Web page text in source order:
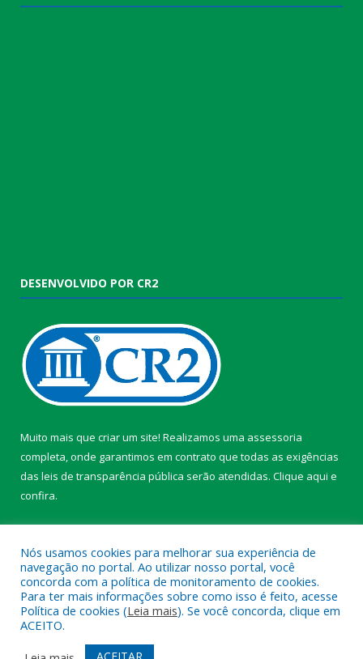
DESENVOLVIDO POR CR2
Muito mais que criar um site! Realizamos uma assessoria
completa, onde garantimos em contrato que todas as exigências
das leis de transparência pública serão atendidas. Clique aqui e
confira.
Todos os direitos reservados a Câmara Municipal de Itaporã.
Mapa do Site Acessar Área Administrativa
Nós usamos cookies para melhorar sua experiência de
navegação no portal. Ao utilizar nosso portal, você
concorda com a política de monitoramento de cookies.
Para ter mais informações sobre como isso é feito, acesse
Política de cookies (Leia mais). Se você concorda, clique em
ACEITO.